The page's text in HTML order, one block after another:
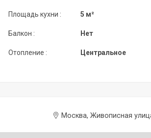
Площадь кухни :
Балкон :
Отопление :
5 м²
Нет
Центральное
Москва, Живописная